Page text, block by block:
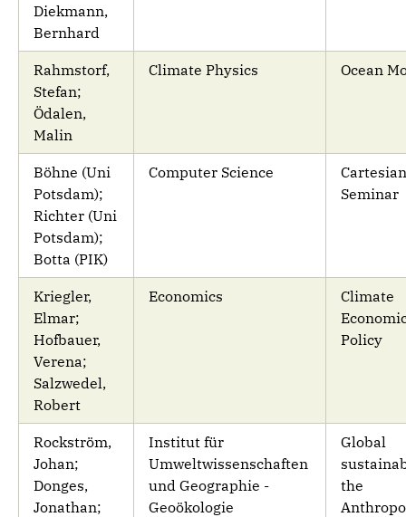
Diekmann,
Bernhard
Rahmstorf,
Stefan;
Ödalen,
Malin
Climate Physics Ocean
Böhne (Uni
Potsdam);
Richter (Uni
Potsdam);
Botta (PIK)
Computer Science
Cartesian
Seminar
Kriegler,
Elmar;
Hofbauer,
Verena;
Salzwedel,
Robert
Economics
Climate
Policy
Rockström,
Johan;
Donges,
Jonathan;
Institut für
Umweltwissenschaften
und Geographie -
Geoökologie
Global
the